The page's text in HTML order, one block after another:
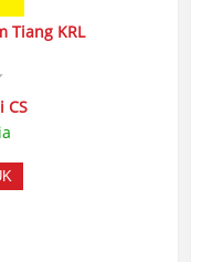
Tiang KRL
CS